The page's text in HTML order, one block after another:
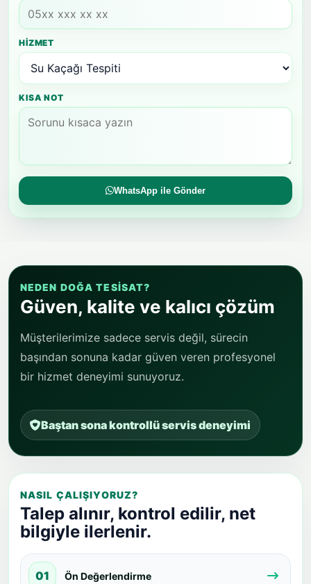
HIZMET
KISA NOT
WhatsApp ile Gönder
NEDEN DOĞA TESISAT?
Güven, kalite ve kalıcı çözüm
Müşterilerimize sadece servis değil, sürecin
başından sonuna kadar güven veren profesyonel
bir hizmet deneyimi sunuyoruz.
Baştan sona kontrollü servis deneyimi
NASIL ÇALIŞIYORUZ?
Talep alınır, kontrol edilir, net
bilgiyle ilerlenir.
01 Ön Değerlendirme